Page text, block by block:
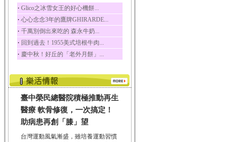
五味子
五味子性質溫熱所含營
養成分有揮發油、檸...
草魚
草魚含有維生素A、維生
素C、及豐富的蛋白...
‧ Glico之冰雪女王的好心機餅...
‧ 心心念念3年的鷹牌GHIRARDE...
‧ 千萬別倒出來吃的 森永牛奶...
‧ 回到過去！1955美式培根牛肉...
‧ 慶中秋！好丘的「老外月餅」...
臺中榮民總醫院積極推動再生
醫療 軟骨修復，一次搞定！
助病患再創「膝」望
台灣運動風氣漸盛，雖培養運動習慣